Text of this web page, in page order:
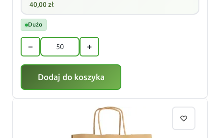
40,00zł
Dużo
− +
Dodaj do koszyka